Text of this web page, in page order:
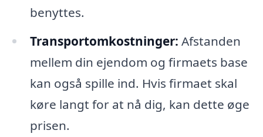
benyttes.
Transportomkostninger: Afstanden
mellem din ejendom og firmaets base
kan også spille ind. Hvis firmaet skal
køre langt for at nå dig, kan dette øge
prisen.